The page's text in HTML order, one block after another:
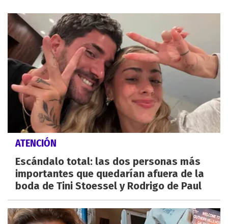
ATENCIÓN
Escándalo total: las dos personas más
importantes que quedarían afuera de la
boda de Tini Stoessel y Rodrigo de Paul